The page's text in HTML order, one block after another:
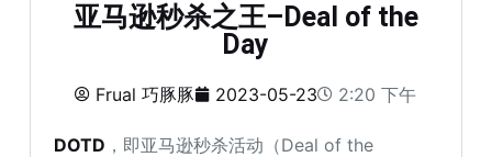
亚马逊秒杀之王–Deal of the
Day
Frual 巧豚豚 2023-05-23 2:20 下午
DOTD ，即亚马逊秒杀活动（Deal of the